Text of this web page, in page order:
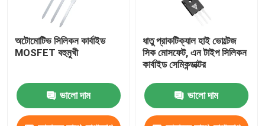
অটোমোটিভ সিলিকন কার্বাইড
MOSFET বহুমুখী
ভালো দাম
ধাতু প্রাকটিক্যাল হাই ভোল্টেজ
সিক মোসফেট, এন টাইপ সিলিকন
কার্বাইড সেমিকন্ডাক্টর
ভালো দাম